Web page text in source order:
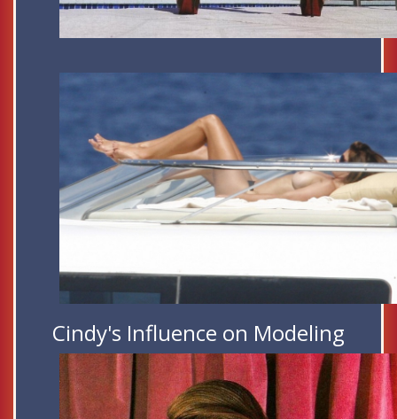
Cindy's Influence on Modeling